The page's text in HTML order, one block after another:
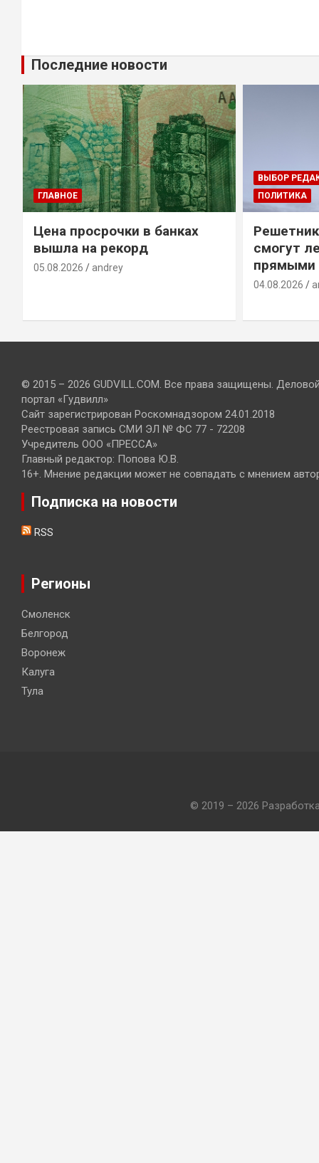
Последние новости
ГЛАВНОЕ
Цена просрочки в банках
вышла на рекорд
05.08.2026 andrey
ВЫБОР
ПОЛИТИКА
смогут
прямыми
04.08.2026
© 2015 – 2026 GUDVILL.COM. Все права защищены.
портал «Гудвилл»
Сайт зарегистрирован Роскомнадзором 24.01.2018
Реестровая запись СМИ ЭЛ № ФС 77 - 72208
Учредитель ООО «ПРЕССА»
Главный редактор: Попова Ю.В.
16+. Мнение редакции может не совпадать с мнением
Подписка на новости
RSS
Регионы
Смоленск
Белгород
Воронеж
Калуга
Тула
© 2019 – 2026